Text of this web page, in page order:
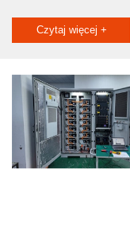
Czytaj więcej +